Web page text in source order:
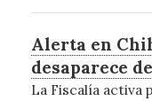
Alerta en
desaparece
La Fiscalía activa